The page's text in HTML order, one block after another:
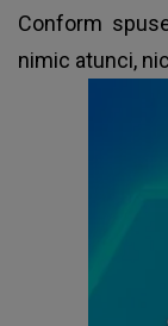
Conform
nimic atunci,